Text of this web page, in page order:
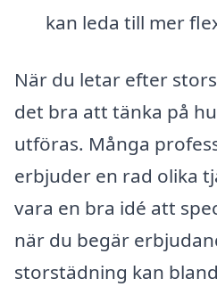
kan leda till mer
När du letar efter
det bra att tänka på
utföras. Många
erbjuder en rad olika
vara en bra idé att
när du begär
storstädning kan